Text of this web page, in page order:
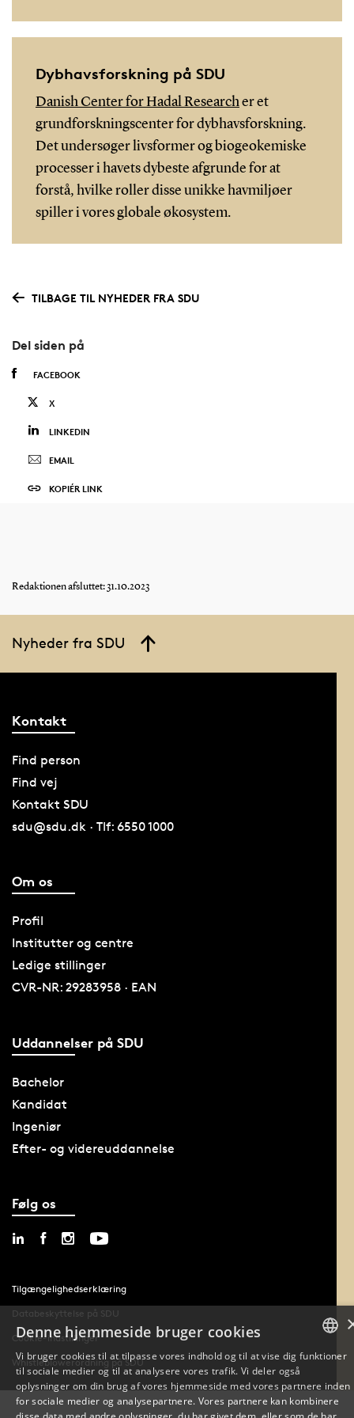
Dybhavsforskning på SDU
Danish Center for Hadal Researcher et
grundforskningscenter for dybhavsforskning.
Det undersøger livsformer og biogeokemiske
processer i havets dybeste afgrunde for at
forstå, hvilke roller disse unikke havmiljøer
spiller i vores globale økosystem.
TILBAGE TIL NYHEDER FRA SDU
Del siden på
FACEBOOK
X
LINKEDIN
EMAIL
KOPIÉR LINK
Redaktionen afsluttet: 31.10.2023
Nyheder fra SDU
Kontakt
Find person
Find vej
Kontakt SDU
sdu@sdu.dk · Tlf: 6550 1000
Om os
Profil
Institutter og centre
Ledige stillinger
CVR-NR: 29283958 · EAN
Uddannelser på SDU
Bachelor
Kandidat
Ingeniør
Efter- og videreuddannelse
Følg os
Tilgængelighedserklæring
Databeskyttelse på SDU
Cookie-indstillinger
Whistleblowerordning på SDU
ENGLISH
Denne hjemmeside bruger cookies
Vi bruger cookies til at tilpasse vores indhold og til at vise dig funktioner
til sociale medier og til at analysere vores trafik. Vi deler også
oplysninger om din brug af vores hjemmeside med vores partnere inden
for sociale medier og analysepartnere. Vores partnere kan kombinere